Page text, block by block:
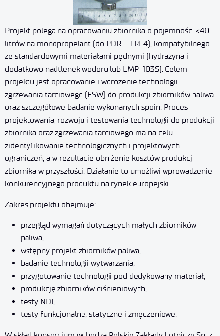
Projekt polega na opracowaniu zbiornika o pojemności <40
litrów na monopropelant (do PDR – TRL4), kompatybilnego
ze standardowymi materiałami pędnymi (hydrazyna i
dodatkowo nadtlenek wodoru lub LMP-103S). Celem
projektu jest opracowanie i wdrożenie technologii
zgrzewania tarciowego (FSW) do produkcji zbiorników paliwa
oraz szczegółowe badanie wykonanych spoin. Proces
projektowania, rozwoju i testowania technologii do produkcji
zbiornika oraz zgrzewania tarciowego ma na celu
zidentyfikowanie technologicznych i projektowych
ograniczeń, a w rezultacie obniżenie kosztów produkcji
zbiornika w przyszłości. Działanie to umożliwi wprowadzenie
konkurencyjnego produktu na rynek europejski.
Zakres projektu obejmuje:
przegląd wymagań dotyczących małych zbiorników
paliwa,
wstępny projekt zbiorników paliwa,
badanie technologii wytwarzania,
przygotowanie technologii pod dedykowany materiał,
produkcję zbiorników ciśnieniowych,
testy NDI,
testy funkcjonalne, statyczne i zmęczeniowe.